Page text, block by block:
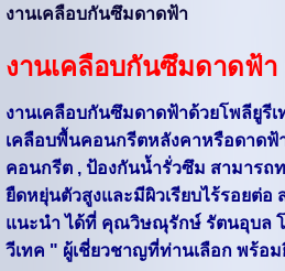
งานเคลือบกันซึมดาดฟ้า
งานเคลือบกันซึมดาดฟ้า
งานเคลือบกันซึมดาดฟ้าด้วยโพลียูรี
เคลือบพื้นคอนกรีตหลังคาหรือดาดฟ้
คอนกรีต , ป้องกันน้ำรั่วซึม สามารถ
ยืดหยุ่นตัวสูงและมีผิวเรียบไร้รอยต่
แนะนำ ได้ที่ คุณวิษณุรักษ์ รัตนอุบล โ
วีเทค " ผู้เชี่ยวชาญที่ท่านเลือก พร้อ